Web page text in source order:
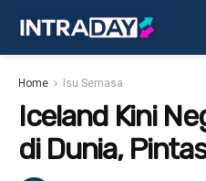
Home Isu Semasa
Iceland Kini
di Dunia,